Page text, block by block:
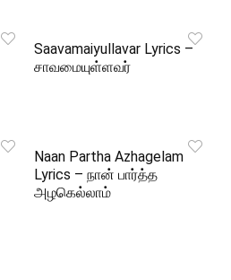
Saavamaiyullavar Lyrics –
சாவமையுள்ளவர்
Naan Partha Azhagelam
Lyrics – நான் பார்த்த
அழகெல்லாம்